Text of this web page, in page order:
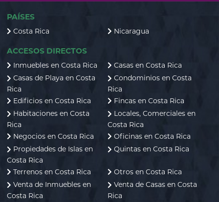
PAÍSES
Costa Rica Nicaragua
ACCESOS DIRECTOS
Inmuebles en Costa Rica
Casas en Costa Rica
Casas de Playa en Costa
Rica
Condominios en Costa
Rica
Edificios en Costa Rica
Fincas en Costa Rica
Habitaciones en Costa
Rica
Locales, Comerciales en
Costa Rica
Negocios en Costa Rica
Oficinas en Costa Rica
Propiedades de Islas en
Costa Rica
Quintas en Costa Rica
Terrenos en Costa Rica
Otros en Costa Rica
Venta de Inmuebles en
Costa Rica
Venta de Casas en Costa
Rica